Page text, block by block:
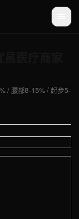
/ 腰部8-15% / 起步5-